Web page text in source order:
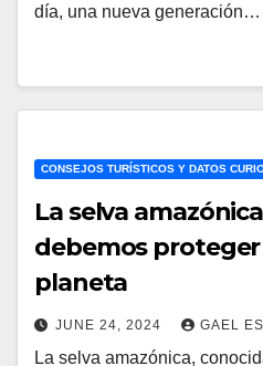
día, una nueva generación…
CONSEJOS TURÍSTICOS Y DATOS
La selva
debemos
planeta
JUNE 24, 2024 GAEL
La selva amazónica,